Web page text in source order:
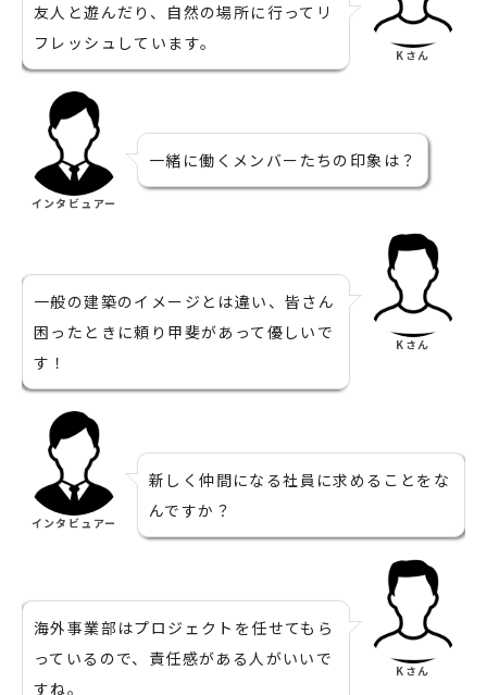
友人と遊んだり、自然の場所に行ってリ
フレッシュしています。
Kさん
インタビュアー
一緒に働くメンバーたちの印象は？
一般の建築のイメージとは違い、皆さん
困ったときに頼り甲斐があって優しいで
す！
Kさん
インタビュアー
新しく仲間になる社員に求めることをな
んですか？
海外事業部はプロジェクトを任せてもら
っているので、責任感がある人がいいで
すね。
Kさん